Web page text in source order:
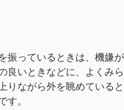
振っているときは、機嫌
良いときなどに、よくみら
りながら外を眺めている
す。